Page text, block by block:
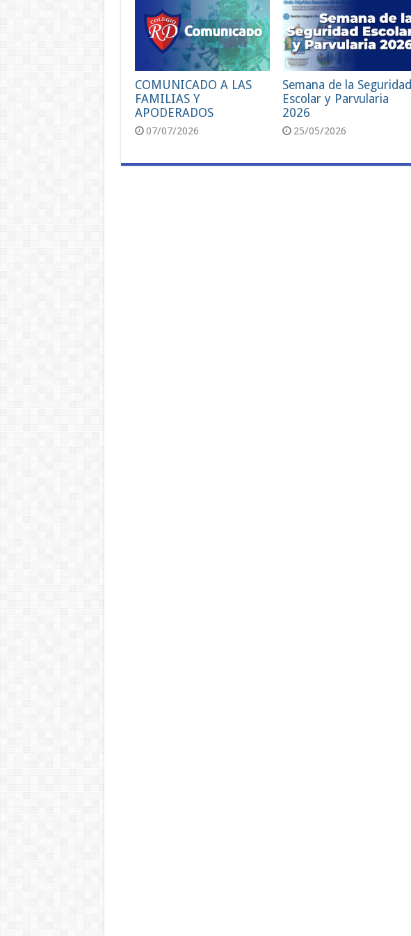
COMUNICADO A LAS
FAMILIAS Y
APODERADOS
07/07/2026
Semana de la Seguridad
Escolar y Parvularia
2026
25/05/2026